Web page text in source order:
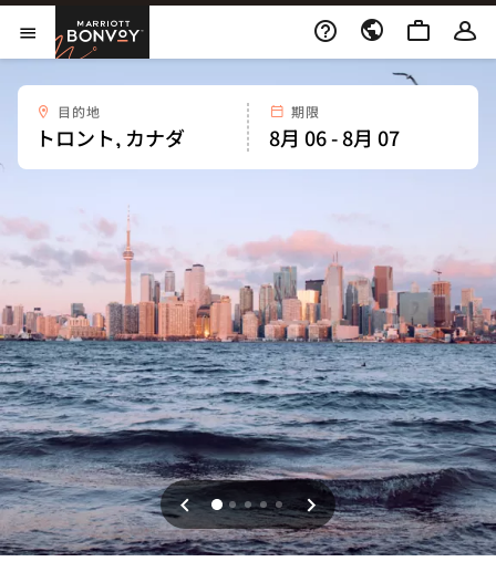
Skip to Content
メニューを開く
Marriott Bonvoy
目的地 期限